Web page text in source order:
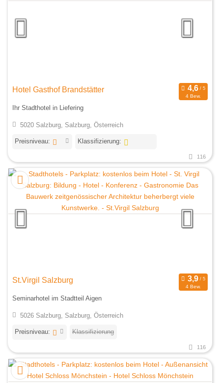
Hotel Gasthof Brandstätter
4 Bew.
Ihr Stadthotel in Liefering
5020 Salzburg, Salzburg, Österreich
Preisniveau: Klassifizierung:
116
St.Virgil Salzburg
4 Bew.
Seminarhotel im Stadtteil Aigen
5026 Salzburg, Salzburg, Österreich
Preisniveau: Klassifizierung
116